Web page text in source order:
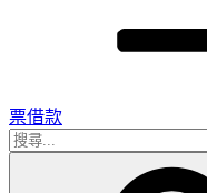
票借款
搜